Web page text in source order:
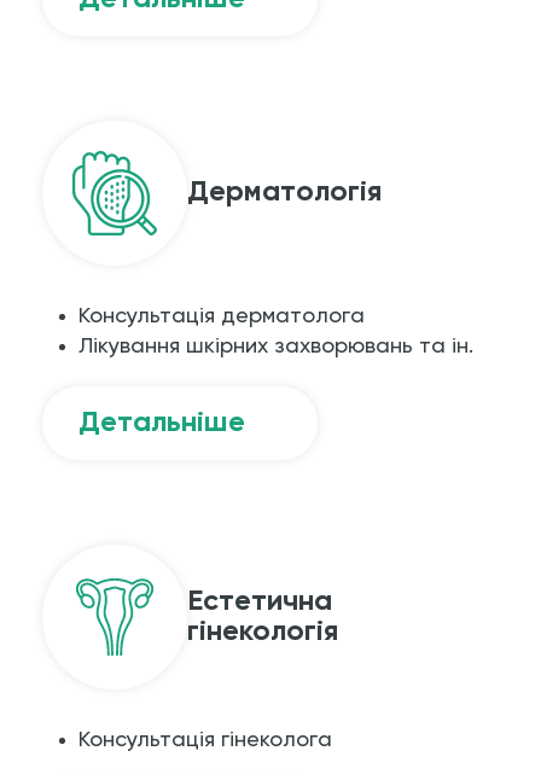
Дерматологія
Консультація дерматолога
Лікування шкірних захворювань та ін.
Детальніше
Естетична
гінекологія
Консультація гінеколога